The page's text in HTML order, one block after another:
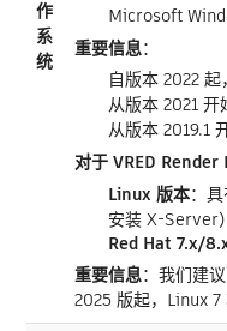
作
系
统
Microsoft
重要信息：
自版本 2022
从版本 2021
从版本 2019.1
对于 VRED Render
Linux 版本：
安装 X-Server
Red Hat 7.x/
重要信息：我们建
2025 版起，Linux 7